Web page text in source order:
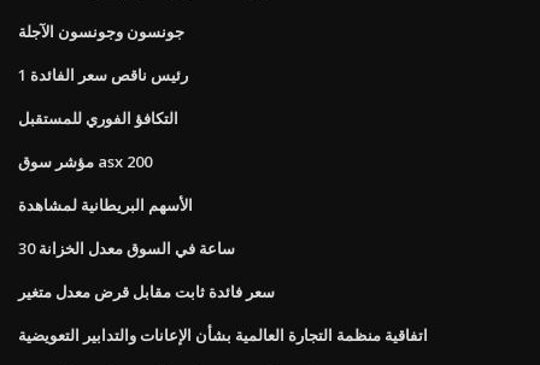
جونسون وجونسون الآجلة
رئيس ناقص سعر الفائدة 1
التكافؤ الفوري للمستقبل
مؤشر سوق asx 200
الأسهم البريطانية لمشاهدة
30 ساعة في السوق معدل الخزانة
سعر فائدة ثابت مقابل قرض معدل متغير
اتفاقية منظمة التجارة العالمية بشأن الإعانات والتدابير التعويضية